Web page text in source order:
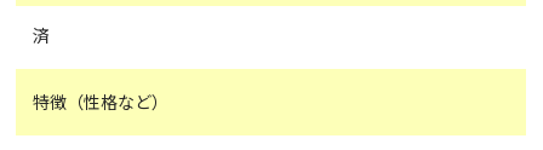
済
特徴（性格など）